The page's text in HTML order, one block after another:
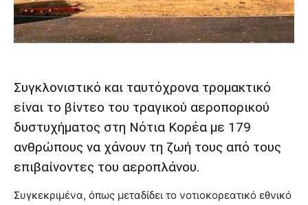
Συγκλονιστικό και ταυτόχρονα τρομακτικό
είναι το βίντεο του τραγικού αεροπορικού
δυστυχήματος στη Νότια Κορέα με 179
ανθρώπους να χάνουν τη ζωή τους από τους
επιβαίνοντες του αεροπλάνου.
Συγκεκριμένα, όπως μεταδίδει το νοτιοκορεατικό εθνικό